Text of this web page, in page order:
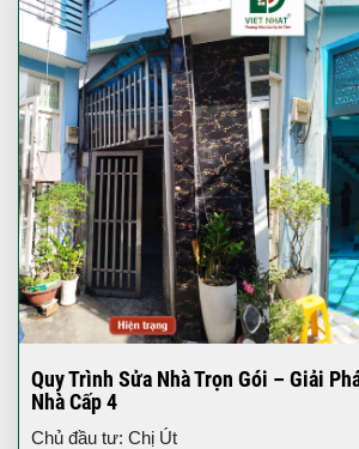
Quy Trình Sửa Nhà Trọn Gói – Giải
Nhà Cấp 4
Chủ đầu tư: Chị Út